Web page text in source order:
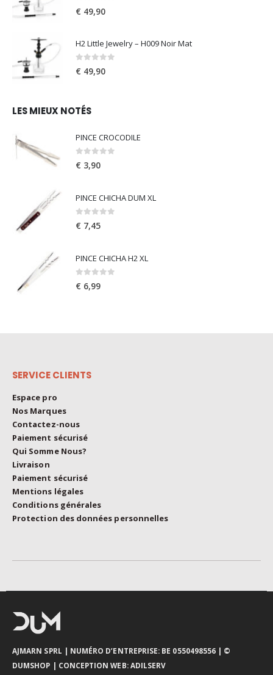
€ 49,90
H2 Little Jewelry – H009 Noir Mat
0out of 5
€ 49,90
LES MIEUX NOTÉS
PINCE CROCODILE
0out of 5
€ 3,90
PINCE CHICHA DUM XL
0out of 5
€ 7,45
PINCE CHICHA H2 XL
0out of 5
€ 6,99
SERVICE CLIENTS
Espace pro
Nos Marques
Contactez-nous
Paiement sécurisé
Qui Somme Nous?
Livraison
Paiement sécurisé
Mentions légales
Conditions générales
Protection des données personnelles
AJMARN SPRL | NUMÉRO D’ENTREPRISE: BE 0550498556 | ©
DUMSHOP | CONCEPTION WEB: ADILSERV